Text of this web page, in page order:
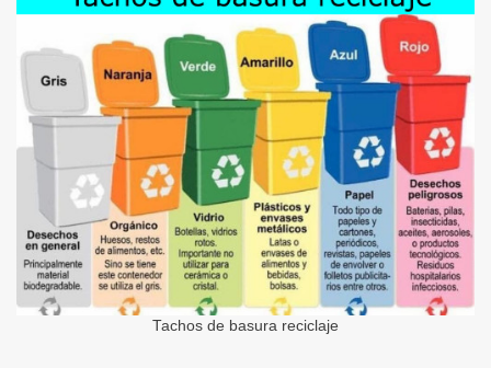
Tachos de basura reciclaje